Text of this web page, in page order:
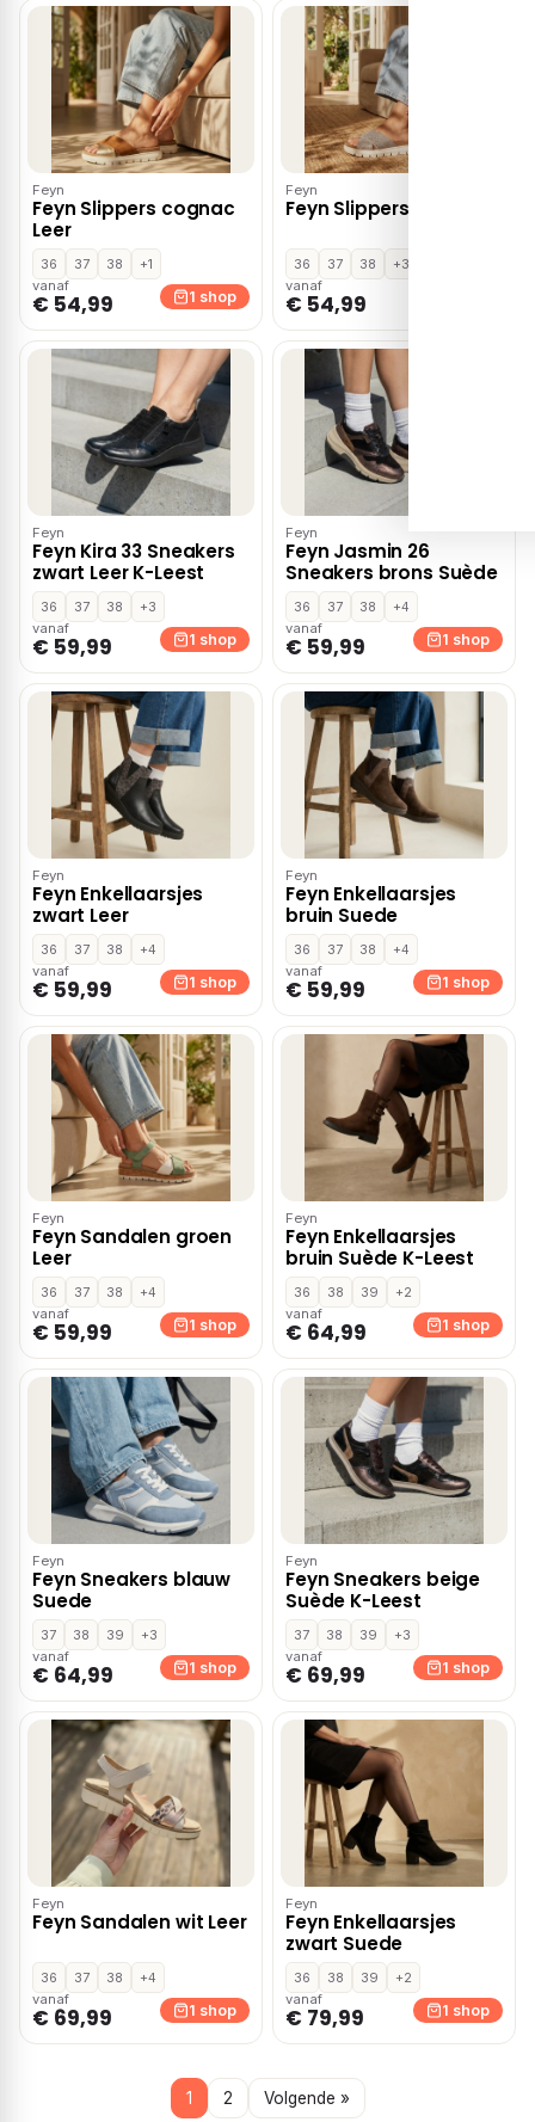
Feyn
Feyn Slippers cognac
Leer
36 37 38
+1
vanaf
€ 54,99 1 shop
Feyn
Feyn Slippers wit Leer
36 37 38
+3
vanaf
€ 54,99
Feyn
Feyn Kira 33 Sneakers
zwart Leer K-Leest
36 37 38
+3
vanaf
€ 59,99 1 shop
Feyn
Feyn Jasmin 26
Sneakers brons Suède
36 37 38
+4
vanaf
€ 59,99 1 shop
Feyn
Feyn Enkellaarsjes
zwart Leer
36 37 38
+4
vanaf
€ 59,99 1 shop
Feyn
Feyn Enkellaarsjes
bruin Suede
36 37 38
+4
vanaf
€ 59,99 1 shop
Feyn
Feyn Sandalen groen
Leer
36 37 38
+4
vanaf
€ 59,99 1 shop
Feyn
Feyn Enkellaarsjes
bruin Suède K-Leest
36 38 39
+2
vanaf
€ 64,99 1 shop
Feyn
Feyn Sneakers blauw
Suede
37 38 39
+3
vanaf
€ 64,99 1 shop
Feyn
Feyn Sneakers beige
Suède K-Leest
37 38 39
+3
vanaf
€ 69,99 1 shop
Feyn
Feyn Sandalen wit Leer
36 37 38
+4
vanaf
€ 69,99 1 shop
Feyn
Feyn Enkellaarsjes
zwart Suede
36 38 39
+2
vanaf
€ 79,99 1 shop
1 2 Volgende »